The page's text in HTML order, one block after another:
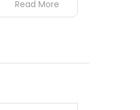
Read More